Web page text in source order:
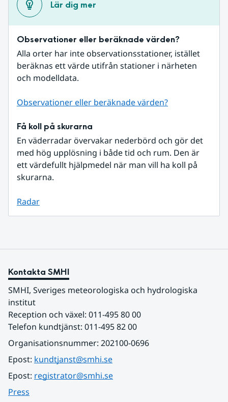
Lär dig mer
Observationer eller beräknade värden?
Alla orter har inte observationsstationer, istället
beräknas ett värde utifrån stationer i närheten
och modelldata.
Observationer eller beräknade värden?
Få koll på skurarna
En väderradar övervakar nederbörd och gör det
med hög upplösning i både tid och rum. Den är
ett värdefullt hjälpmedel när man vill ha koll på
skurarna.
Radar
Kontakta SMHI
SMHI, Sveriges meteorologiska och hydrologiska
institut
Reception och växel: 011-495 80 00
Telefon kundtjänst: 011-495 82 00
Organisationsnummer: 202100-0696
Epost: kundtjanst@smhi.se
Epost: registrator@smhi.se
Press